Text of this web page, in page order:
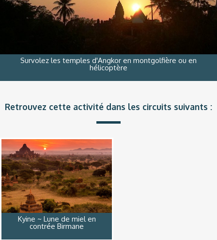
Survolez les temples d'Angkor en montgolfière ou en
hélicoptère
Retrouvez cette activité dans les circuits suivants :
Kyine ~ Lune de miel en
contrée Birmane